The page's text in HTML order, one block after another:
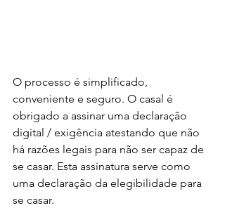
O processo é simplificado,
conveniente e seguro. O casal é
obrigado a assinar uma declaração
digital / exigência atestando que não
há razões legais para não ser capaz de
se casar. Esta assinatura serve como
uma declaração da elegibilidade para
se casar.